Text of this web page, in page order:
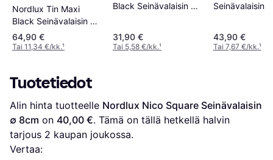
Nordlux Tin Maxi
Black Seinävalaisin ∅
7.6cm
64,90 €
Tai 11,34 €/kk.¹
Black Seinävalaisin ∅
31,90 €
Tai 5,58 €/kk.¹
Seinävalaisin
43,90 €
Tai 7,67 €/kk.¹
Tuotetiedot
Alin hinta tuotteelle Nordlux Nico Square Seinävalaisin
∅ 8cm on 40,00 €. Tämä on tällä hetkellä halvin
tarjous 2 kaupan joukossa.
Vertaa: